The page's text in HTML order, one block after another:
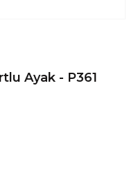
Ayak - P361